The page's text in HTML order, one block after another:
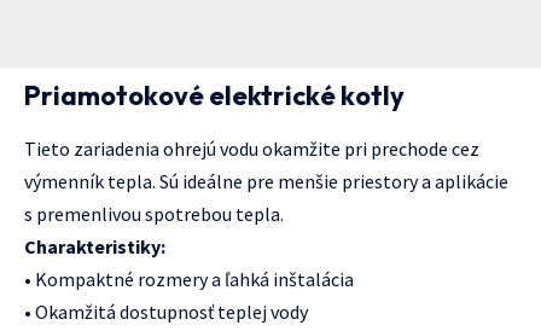
Priamotokové elektrické kotly
Tieto zariadenia ohrejú vodu okamžite pri prechode cez
výmenník tepla. Sú ideálne pre menšie priestory a aplikácie
s premenlivou spotrebou tepla.
Charakteristiky:
• Kompaktné rozmery a ľahká inštalácia
• Okamžitá dostupnosť teplej vody